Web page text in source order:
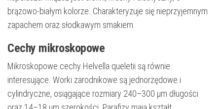
brązowo-białym kolorze. Charakteryzuje się nieprzyjemnym
zapachem oraz słodkawym smakiem.
Cechy mikroskopowe
Mikroskopowe cechy Helvella queletii są równie
interesujące. Worki zarodnikowe są jednorzędowe i
cylindryczne, osiągające rozmiary 240–300 µm długości